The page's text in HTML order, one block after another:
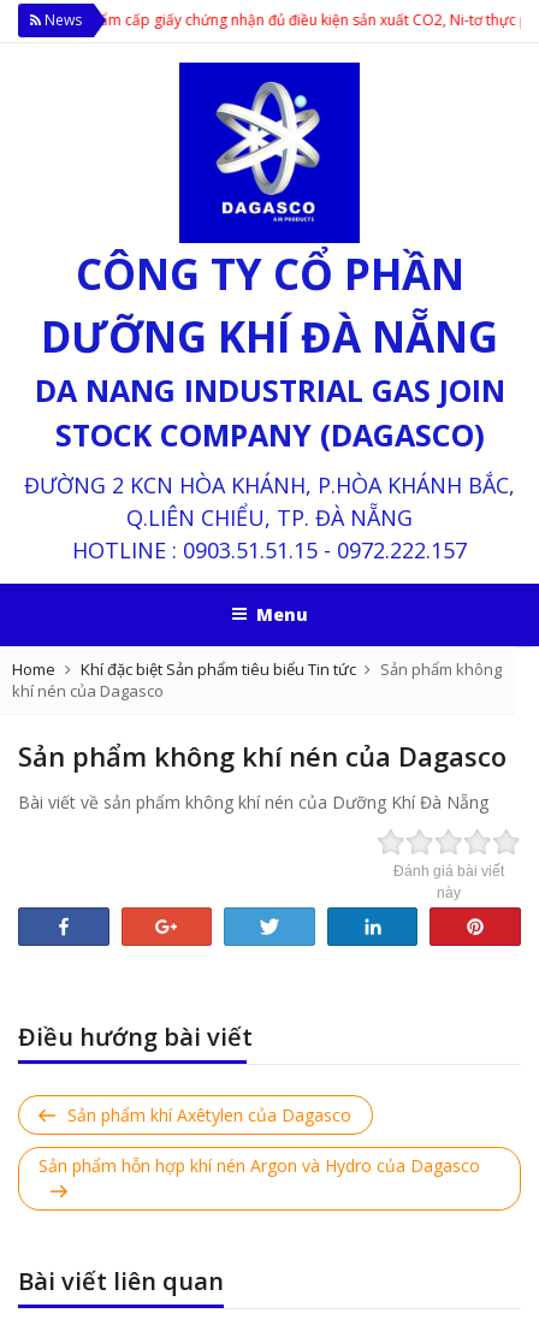
News
phẩm cấp giấy chứng nhận đủ điều kiện sản xuất CO2, Ni-tơ thực
CÔNG TY CỔ PHẦN
DƯỠNG KHÍ ĐÀ NẴNG
DA NANG INDUSTRIAL GAS JOIN
STOCK COMPANY (DAGASCO)
ĐƯỜNG 2 KCN HÒA KHÁNH, P.HÒA KHÁNH BẮC,
Q.LIÊN CHIỂU, TP. ĐÀ NẴNG
HOTLINE : 0903.51.51.15 - 0972.222.157
Menu
Home Khí đặc biệt Sản phẩm tiêu biểu Tin tức
Sản phẩm không
khí nén của Dagasco
Sản phẩm không khí nén của Dagasco
Bài viết về sản phẩm không khí nén của Dưỡng Khí Đà Nẵng
Đánh giá bài viết
này
Điều hướng bài viết
Previous
Post
Sản phẩm khí Axêtylen của Dagasco
Next
Post
Sản phẩm hỗn hợp khí nén Argon và Hydro của Dagasco
Bài viết liên quan